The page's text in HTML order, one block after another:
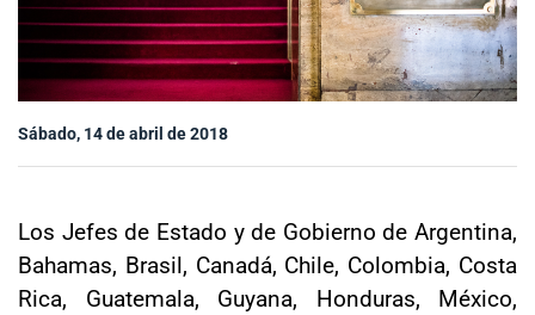
Sala de prensa
modo claro
Sábado, 14 de abril de 2018
Los Jefes de Estado y de Gobierno de Argentina,
Bahamas, Brasil, Canadá, Chile, Colombia, Costa
Rica, Guatemala, Guyana, Honduras, México,